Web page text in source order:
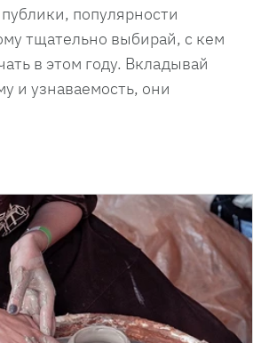
популярности
тщательно выбирай, с кем
в этом году. Вкладывай
и узнаваемость, они